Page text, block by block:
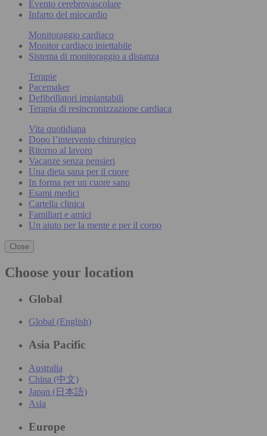
Evento cerebrovascolare
Infarto del miocardio
Monitoraggio cardiaco
Monitor cardiaco iniettabile
Sistema di monitoraggio a distanza
Terapie
Pacemaker
Defibrillatori impiantabili
Terapia di resincronizzazione cardiaca
Vita quotidiana
Dopo l’intervento chirurgico
Ritorno al lavoro
Vacanze senza pensieri
Una dieta sana per il cuore
In forma per un cuore sano
Esami medici
Cartella clinica
Familiari e amici
Un aiuto per la mente e per il corpo
Close
Choose your location
Global
Global (English)
Asia Pacific
Australia
China (中文)
Japan (日本語)
Asia
Europe